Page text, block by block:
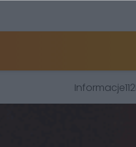
Informacje112